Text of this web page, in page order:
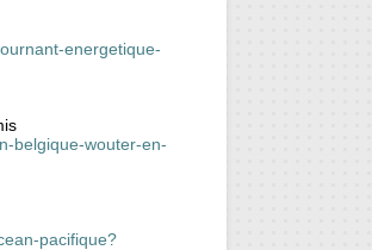
energetique-
belgique-wouter-en-
pacifique?